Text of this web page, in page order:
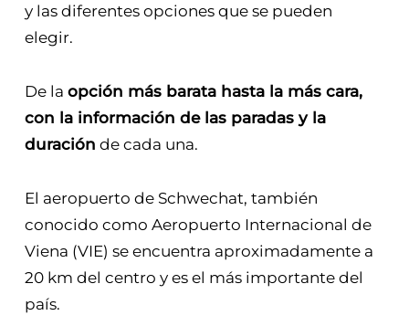
y las diferentes opciones que se pueden
elegir.
De la opción más barata hasta la más cara,
con la información de las paradas y la
duración de cada una.
El aeropuerto de Schwechat, también
conocido como Aeropuerto Internacional de
Viena (VIE) se encuentra aproximadamente a
20 km del centro y es el más importante del
país.